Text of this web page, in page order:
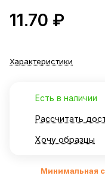
11.70 ₽
Характеристики
Есть в наличии
Рассчитать
Хочу образцы
Минимальная